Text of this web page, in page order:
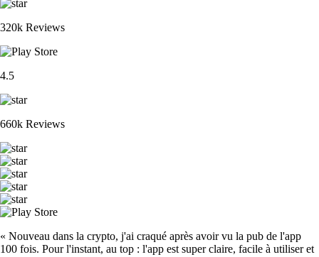
320k Reviews
4.5
660k Reviews
« Nouveau dans la crypto, j'ai craqué après avoir vu la pub de l'app
100 fois. Pour l'instant, au top : l'app est super claire, facile à utiliser et